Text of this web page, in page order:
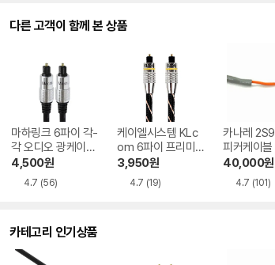
다른 고객이 함께 본 상품
마하링크 6파이 각-
각 오디오 광케이블
ML-FG015, 1.5m
4,500원
4.7 (56)
케이엘시스템 KLc
om 6파이 프리미
엄 메탈 오디오 광
케이블 KL211, 1.5
3,950원
4.7 (19)
카나레
피커케이
40,000원
4.7 (101)
카테고리 인기상품